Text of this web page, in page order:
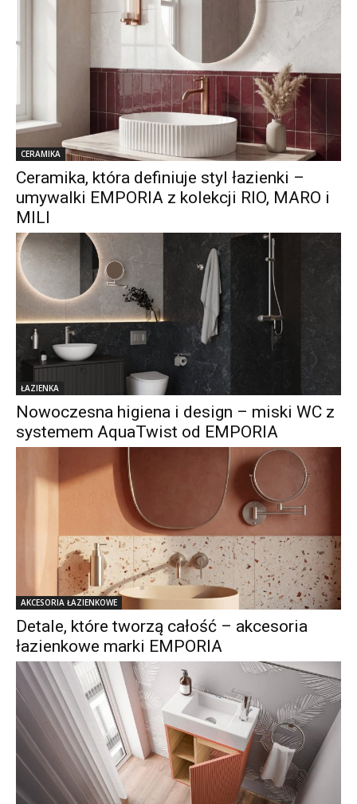
CERAMIKA
Ceramika, która definiuje styl łazienki –
umywalki EMPORIA z kolekcji RIO, MARO i
MILI
ŁAZIENKA
Nowoczesna higiena i design – miski WC z
systemem AquaTwist od EMPORIA
AKCESORIA ŁAZIENKOWE
Detale, które tworzą całość – akcesoria
łazienkowe marki EMPORIA